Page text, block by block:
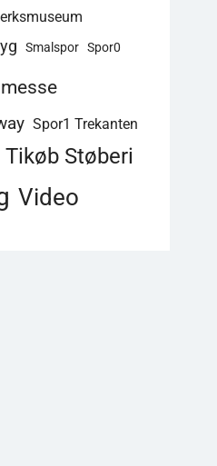
Smalspor Spor0
Spor1 Trekanten
Tikøb Støberi
Video